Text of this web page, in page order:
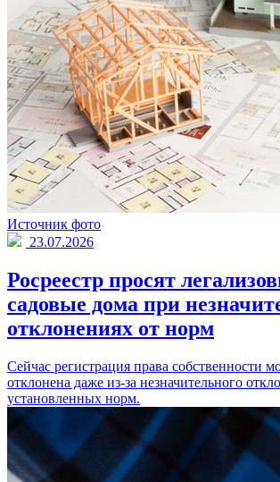
Источник фото
23.07.2026
Росреестр просят
садовые дома при
отклонениях от норм
Сейчас регистрация права собственности
отклонена даже из-за незначительного
установленных норм.